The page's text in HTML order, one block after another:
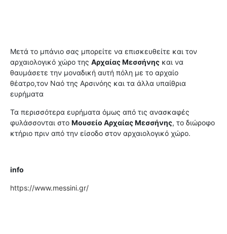
Μετά το μπάνιο σας μπορείτε να επισκευθείτε και τον
αρχαιολογικό χώρο της Αρχαίας Μεσσήνης και να
θαυμάσετε την μοναδική αυτή πόλη με το αρχαίο
θέατρο,τον Ναό της Αρσινόης και τα άλλα υπαίθρια
ευρήματα
Τα περισσότερα ευρήματα όμως από τις ανασκαφές
φυλάσσονται στο Μουσείο Αρχαίας Μεσσήνης, το διώροφο
κτήριο πριν από την είσοδο στον αρχαιολογικό χώρο.
info
https://www.messini.gr/